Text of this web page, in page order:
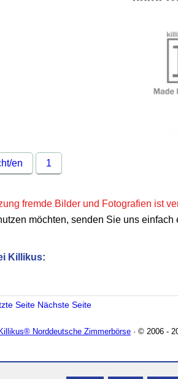
en 1
fremde Bilder und Fotografien ist
möchten, senden Sie uns einfach
Killikus:
Seite Nächste Seite
Killikus® Norddeutsche Zimmerbörse · © 2006 -